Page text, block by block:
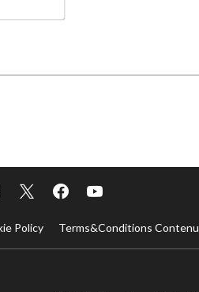
Policy Terms&Conditions